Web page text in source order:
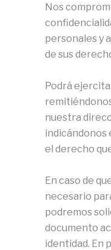
Nos
personales y
de sus
Podrá
nuestra
indicándonos
el derecho
En caso de
necesario
podremos
documento
identidad. En